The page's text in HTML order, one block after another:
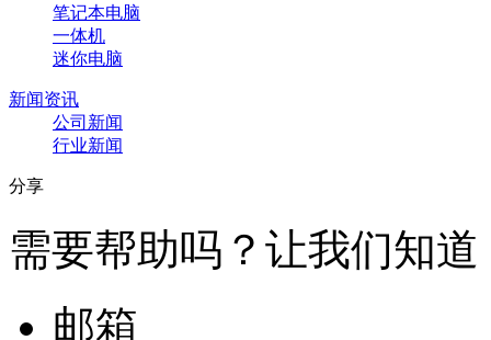
笔记本电脑
一体机
迷你电脑
新闻资讯
公司新闻
行业新闻
分享
需要帮助吗？让我们知道
邮箱